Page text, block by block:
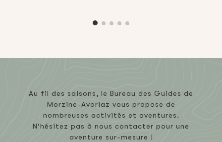
Au fil des saisons, le Bureau des Guides de
Morzine-Avoriaz vous propose de
nombreuses activités et aventures.
N’hésitez pas à nous contacter pour une
aventure sur-mesure !